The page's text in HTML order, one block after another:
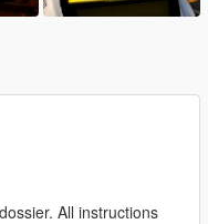
All instructions